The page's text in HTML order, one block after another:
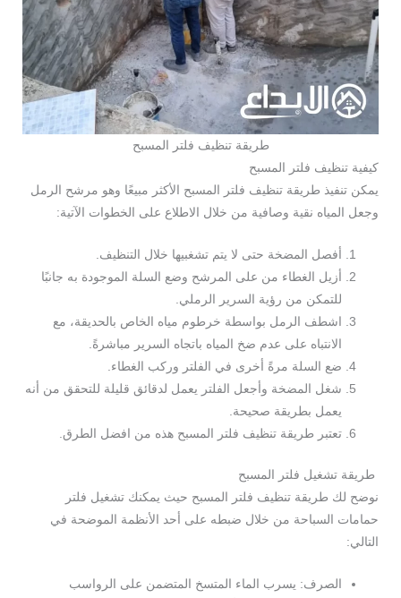
طريقة تنظيف فلتر المسبح
كيفية تنظيف فلتر المسبح
يمكن تنفيذ طريقة تنظيف فلتر المسبح الأكثر مبيعًا وهو مرشح الرمل
وجعل المياه نقية وصافية من خلال الاطلاع على الخطوات الآتية:
أفصل المضخة حتى لا يتم تشغبيها خلال التنظيف.
أزيل الغطاء من على المرشح وضع السلة الموجودة به جانبًا
للتمكن من رؤية السرير الرملي.
اشطف الرمل بواسطة خرطوم مياه الخاص بالحديقة، مع
الانتباه على عدم ضخ المياه باتجاه السرير مباشرةً.
ضع السلة مرةً أخرى في الفلتر وركب الغطاء.
شغل المضخة وأجعل الفلتر يعمل لدقائق قليلة للتحقق من أنه
يعمل بطريقة صحيحة.
تعتبر طريقة تنظيف فلتر المسبح هذه من افضل الطرق.
طريقة تشغيل فلتر المسبح
نوضح لك طريقة تنظيف فلتر المسبح حيث يمكنك تشغيل فلتر
حمامات السباحة من خلال ضبطه على أحد الأنظمة الموضحة في
التالي:
الصرف: يسرب الماء المتسخ المتضمن على الرواسب